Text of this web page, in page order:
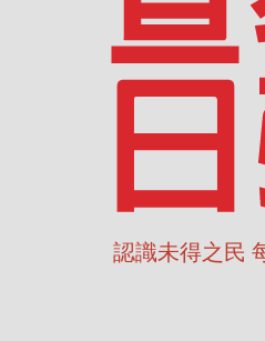
認識未得之民